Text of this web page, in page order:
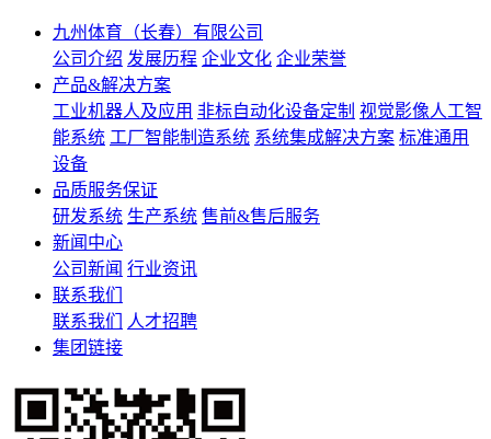
九州体育（长春）有限公司
公司介绍 发展历程 企业文化 企业荣誉
产品&解决方案
工业机器人及应用 非标自动化设备定制 视觉影像人工智
能系统 工厂智能制造系统 系统集成解决方案 标准通用
设备
品质服务保证
研发系统 生产系统 售前&售后服务
新闻中心
公司新闻 行业资讯
联系我们
联系我们
人才招聘
集团链接